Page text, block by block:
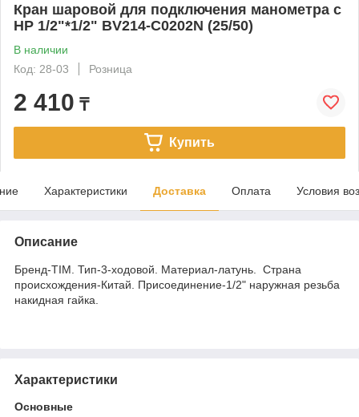
Кран шаровой для подключения манометра с
НР 1/2"*1/2" BV214-C0202N (25/50)
В наличии
Код: 28-03
Розница
2 410 ₸
Купить
Характеристики Доставка Оплата Условия
Описание
Бренд-TIM. Тип-3-ходовой. Материал-латунь. Страна
происхождения-Китай. Присоединение-1/2" наружная резьба
накидная гайка.
Характеристики
Основные